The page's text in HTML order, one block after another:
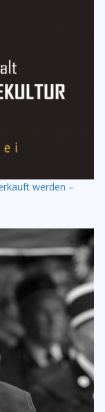
werden –